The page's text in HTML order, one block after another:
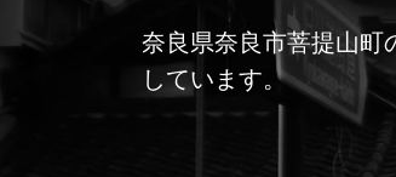
奈良県奈良市菩提山町
しています。